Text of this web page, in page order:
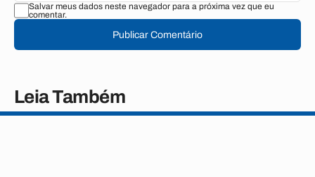
Salvar meus dados neste navegador para a próxima vez que eu
comentar.
Publicar Comentário
Leia Também